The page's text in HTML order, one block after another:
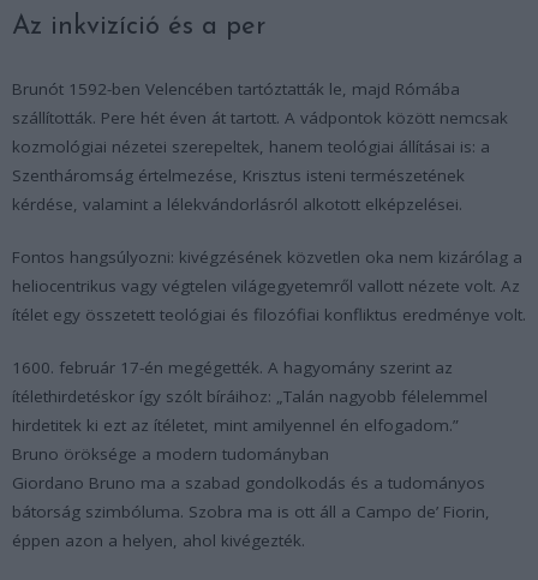
Az inkvizíció és a per
Brunót 1592-ben Velencében tartóztatták le, majd Rómába
szállították. Pere hét éven át tartott. A vádpontok között nemcsak
kozmológiai nézetei szerepeltek, hanem teológiai állításai is: a
Szentháromság értelmezése, Krisztus isteni természetének
kérdése, valamint a lélekvándorlásról alkotott elképzelései.
Fontos hangsúlyozni: kivégzésének közvetlen oka nem kizárólag a
heliocentrikus vagy végtelen világegyetemről vallott nézete volt. Az
ítélet egy összetett teológiai és filozófiai konfliktus eredménye volt.
1600. február 17-én megégették. A hagyomány szerint az
ítélethirdetéskor így szólt bíráihoz: „Talán nagyobb félelemmel
hirdetitek ki ezt az ítéletet, mint amilyennel én elfogadom.”
Bruno öröksége a modern tudományban
Giordano Bruno ma a szabad gondolkodás és a tudományos
bátorság szimbóluma. Szobra ma is ott áll a Campo de’ Fiorin,
éppen azon a helyen, ahol kivégezték.